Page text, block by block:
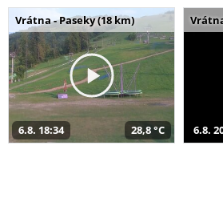
Vrátna - Paseky (18 km)
6.8. 18:34 28,8 °C 6.8.